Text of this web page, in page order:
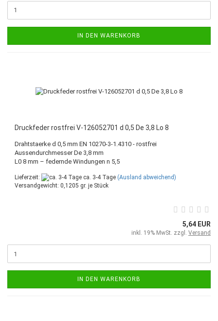
IN DEN WARENKORB
Druckfeder rostfrei V-126052701 d 0,5 De 3,8 Lo 8
Drahtstaerke d 0,5 mm EN 10270-3-1.4310 - rostfrei
Aussendurchmesser De 3,8 mm
L0 8 mm – federnde Windungen n 5,5
Lieferzeit: ca. 3-4 Tage (Ausland abweichend)
Versandgewicht: 0,1205 gr. je Stück
5,64 EUR
inkl. 19% MwSt. zzgl. Versand
IN DEN WARENKORB